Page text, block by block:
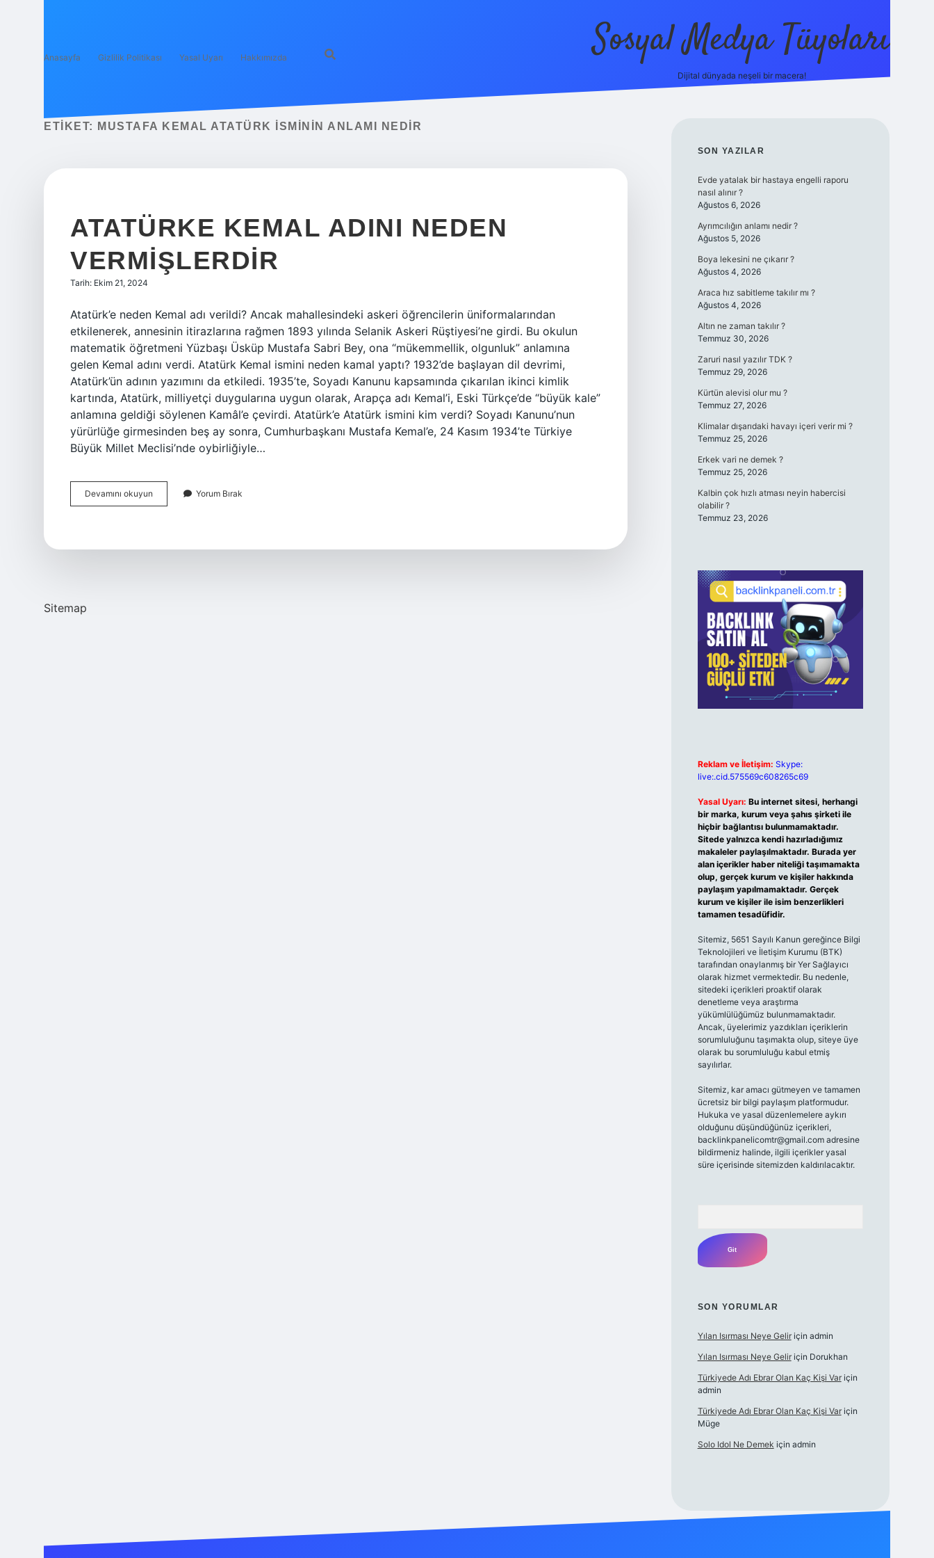
Anasayfa Gizlilik Politikası Yasal Uyarı Hakkımızda Sosyal Medya Tüyoları
Dijital dünyada neşeli bir macera!
ETIKET: MUSTAFA KEMAL ATATÜRK ISMININ ANLAMI NEDIR
ATATÜRKE KEMAL ADINI NEDEN
VERMIŞLERDIR
Tarih: Ekim 21, 2024
Atatürk’e neden Kemal adı verildi? Ancak mahallesindeki askeri öğrencilerin üniformalarından
etkilenerek, annesinin itirazlarına rağmen 1893 yılında Selanik Askeri Rüştiyesi’ne girdi. Bu okulun
matematik öğretmeni Yüzbaşı Üsküp Mustafa Sabri Bey, ona “mükemmellik, olgunluk” anlamına
gelen Kemal adını verdi. Atatürk Kemal ismini neden kamal yaptı? 1932’de başlayan dil devrimi,
Atatürk’ün adının yazımını da etkiledi. 1935’te, Soyadı Kanunu kapsamında çıkarılan ikinci kimlik
kartında, Atatürk, milliyetçi duygularına uygun olarak, Arapça adı Kemal’i, Eski Türkçe’de “büyük kale”
anlamına geldiği söylenen Kamâl’e çevirdi. Atatürk’e Atatürk ismini kim verdi? Soyadı Kanunu’nun
yürürlüğe girmesinden beş ay sonra, Cumhurbaşkanı Mustafa Kemal’e, 24 Kasım 1934’te Türkiye
Büyük Millet Meclisi’nde oybirliğiyle…
Devamını okuyun Atatürke
Kemal
Yorum Bırak
Sitemap
SIDEBAR
SON YAZILAR
Evde yatalak bir hastaya engelli raporu
nasıl alınır ?
Ağustos 6, 2026
Ayrımcılığın anlamı nedir ?
Ağustos 5, 2026
Boya lekesini ne çıkarır ?
Ağustos 4, 2026
Araca hız sabitleme takılır mı ?
Ağustos 4, 2026
Altın ne zaman takılır ?
Temmuz 30, 2026
Zaruri nasıl yazılır TDK ?
Temmuz 29, 2026
Kürtün alevisi olur mu ?
Temmuz 27, 2026
Klimalar dışarıdaki havayı içeri verir mi ?
Temmuz 25, 2026
Erkek vari ne demek ?
Temmuz 25, 2026
Kalbin çok hızlı atması neyin habercisi
olabilir ?
Temmuz 23, 2026
Reklam ve İletişim: Skype:
live:.cid.575569c608265c69
Yasal Uyarı: Bu internet sitesi, herhangi
bir marka, kurum veya şahıs şirketi ile
hiçbir bağlantısı bulunmamaktadır.
Sitede yalnızca kendi hazırladığımız
makaleler paylaşılmaktadır. Burada yer
alan içerikler haber niteliği taşımamakta
olup, gerçek kurum ve kişiler hakkında
paylaşım yapılmamaktadır. Gerçek
kurum ve kişiler ile isim benzerlikleri
tamamen tesadüfidir.
Sitemiz, 5651 Sayılı Kanun gereğince Bilgi
Teknolojileri ve İletişim Kurumu (BTK)
tarafından onaylanmış bir Yer Sağlayıcı
olarak hizmet vermektedir. Bu nedenle,
sitedeki içerikleri proaktif olarak
denetleme veya araştırma
yükümlülüğümüz bulunmamaktadır.
Ancak, üyelerimiz yazdıkları içeriklerin
sorumluluğunu taşımakta olup, siteye üye
olarak bu sorumluluğu kabul etmiş
sayılırlar.
Sitemiz, kar amacı gütmeyen ve tamamen
ücretsiz bir bilgi paylaşım platformudur.
Hukuka ve yasal düzenlemelere aykırı
olduğunu düşündüğünüz içerikleri,
backlinkpanelicomtr@gmail.comadresine
bildirmeniz halinde, ilgili içerikler yasal
süre içerisinde sitemizden kaldırılacaktır.
SON YORUMLAR
Yılan Isırması Neye Geliriçin admin
Yılan Isırması Neye Geliriçin Dorukhan
Türkiyede Adı Ebrar Olan Kaç Kişi Variçin
admin
Türkiyede Adı Ebrar Olan Kaç Kişi Variçin
Müge
Solo Idol Ne Demek için admin